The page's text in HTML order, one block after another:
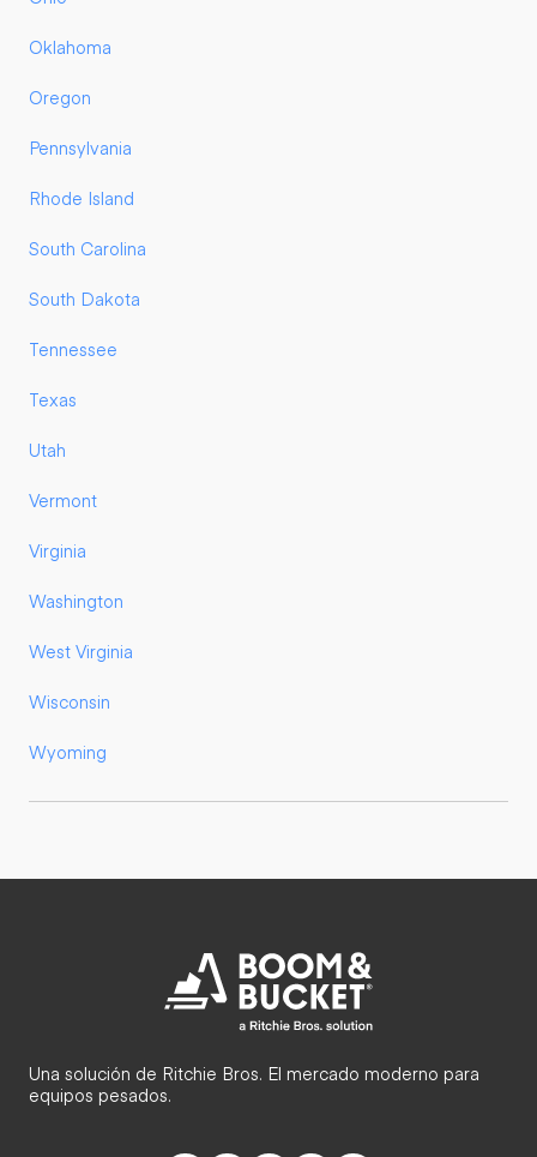
Oklahoma
Oregon
Pennsylvania
Rhode Island
South Carolina
South Dakota
Tennessee
Texas
Utah
Vermont
Virginia
Washington
West Virginia
Wisconsin
Wyoming
Una solución de Ritchie Bros. El mercado moderno para
equipos pesados.